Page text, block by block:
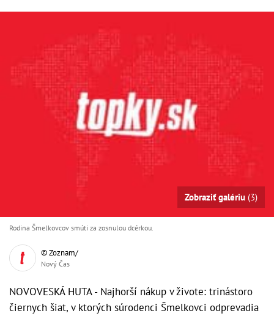
Zobraziť galériu (3)
Rodina Šmelkovcov smúti za zosnulou dcérkou.
© Zoznam/
Nový Čas
NOVOVESKÁ HUTA - Najhorší nákup v živote: trinástoro
čiernych šiat, v ktorých súrodenci Šmelkovci odprevadia